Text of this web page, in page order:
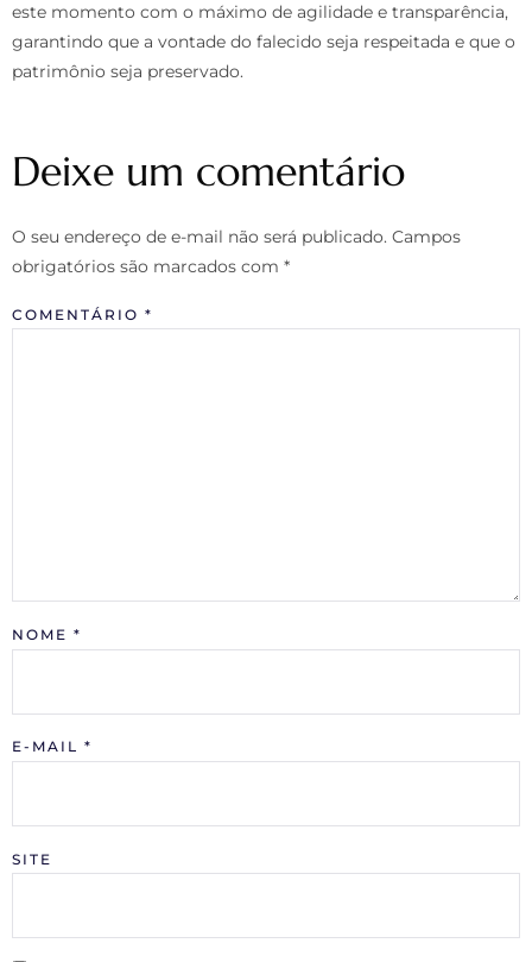
este momento com o máximo de agilidade e transparência,
garantindo que a vontade do falecido seja respeitada e que o
patrimônio seja preservado.
Deixe um comentário
O seu endereço de e-mail não será publicado. Campos
obrigatórios são marcados com *
COMENTÁRIO *
NOME *
E-MAIL *
SITE